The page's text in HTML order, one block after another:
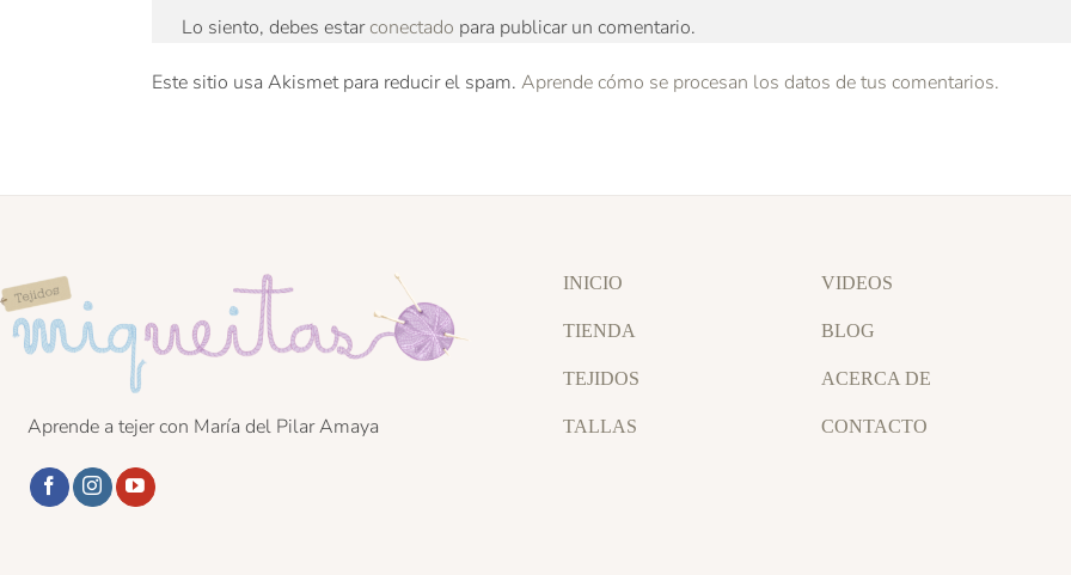
Lo siento, debes estarconectado para publicar un comentario.
Este sitio usa Akismet para reducir el spam. Aprende cómo se procesan los datos de tus comentarios.
Aprende a tejer con María del Pilar Amaya
INICIO
TIENDA
TEJIDOS
TALLAS
VIDEOS
BLOG
ACERCA DE
CONTACTO